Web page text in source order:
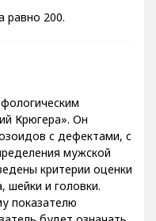
равно 200.
Крюгера». Он
с дефектами, с
мужской
критерии оценки
шейки и головки.
показателю